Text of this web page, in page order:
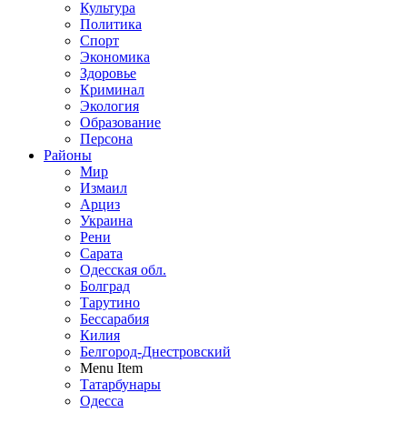
Культура
Политика
Спорт
Экономика
Здоровье
Криминал
Экология
Образование
Персона
Районы
Мир
Измаил
Арциз
Украина
Рени
Сарата
Одесская обл.
Болград
Тарутино
Бессарабия
Килия
Белгород-Днестровский
Menu Item
Татарбунары
Одесса